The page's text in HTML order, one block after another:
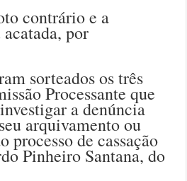
contrário e a
por
sorteados os três
Processante que
a denúncia
arquivamento ou
processo de cassação
Pinheiro Santana, do